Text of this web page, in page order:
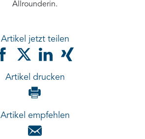
Allrounderin.
Artikel jetzt teilen
Artikel drucken
Artikel empfehlen